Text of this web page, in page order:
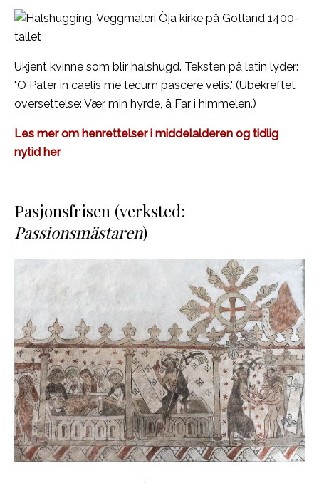
Ukjent kvinne som blir halshugd. Teksten på latin lyder:
"O Pater in caelis me tecum pascere velis." (Ubekreftet
oversettelse: Vær min hyrde, å Far i himmelen.)
Les mer om henrettelser i middelalderen og tidlig
nytid her
Pasjonsfrisen (verksted:
Passionsmästaren)